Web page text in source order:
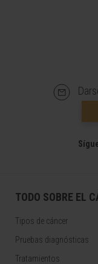
TODO SOBRE EL
Tipos de cáncer
Pruebas diagnósticas
Tratamientos